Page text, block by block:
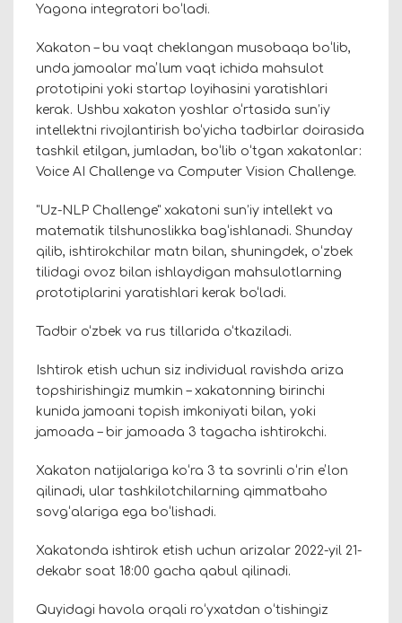
Yagona integratori boʻladi.
Xakaton – bu vaqt cheklangan musobaqa boʻlib,
unda jamoalar maʼlum vaqt ichida mahsulot
prototipini yoki startap loyihasini yaratishlari
kerak. Ushbu xakaton yoshlar o‘rtasida sun’iy
intellektni rivojlantirish bo‘yicha tadbirlar doirasida
tashkil etilgan, jumladan, boʻlib oʻtgan xakatonlar:
Voice AI Challenge va Computer Vision Challenge.
"Uz-NLP Challenge" xakatoni sun’iy intellekt va
matematik tilshunoslikka bag‘ishlanadi. Shunday
qilib, ishtirokchilar matn bilan, shuningdek, oʻzbek
tilidagi ovoz bilan ishlaydigan mahsulotlarning
prototiplarini yaratishlari kerak bo‘ladi.
Tadbir o‘zbek va rus tillarida o‘tkaziladi.
Ishtirok etish uchun siz individual ravishda ariza
topshirishingiz mumkin – xakatonning birinchi
kunida jamoani topish imkoniyati bilan, yoki
jamoada – bir jamoada 3 tagacha ishtirokchi.
Xakaton natijalariga koʻra 3 ta sovrinli oʻrin eʼlon
qilinadi, ular tashkilotchilarning qimmatbaho
sovgʻalariga ega boʻlishadi.
Xakatonda ishtirok etish uchun arizalar 2022-yil 21-
dekabr soat 18:00 gacha qabul qilinadi.
Quyidagi havola orqali roʻyxatdan oʻtishingiz